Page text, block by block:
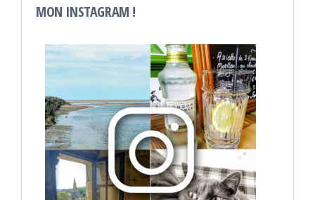
MON INSTAGRAM !